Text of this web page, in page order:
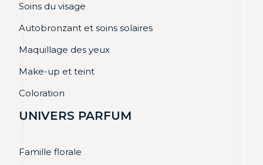
Soins du visage
Autobronzant et soins solaires
Maquillage des yeux
Make-up et teint
Coloration
UNIVERS PARFUM
Famille florale